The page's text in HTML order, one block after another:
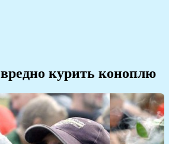
вредно курить коноплю